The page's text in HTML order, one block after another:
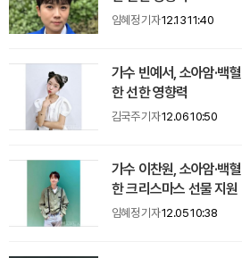
임혜정 기자12.13 11:40
가수 빈예서, 소아암·백
한 선한 영향력
김국주 기자12.06 10:50
가수 이찬원, 소아암·백
한 크리스마스 선물 지원
임혜정 기자12.05 10:38